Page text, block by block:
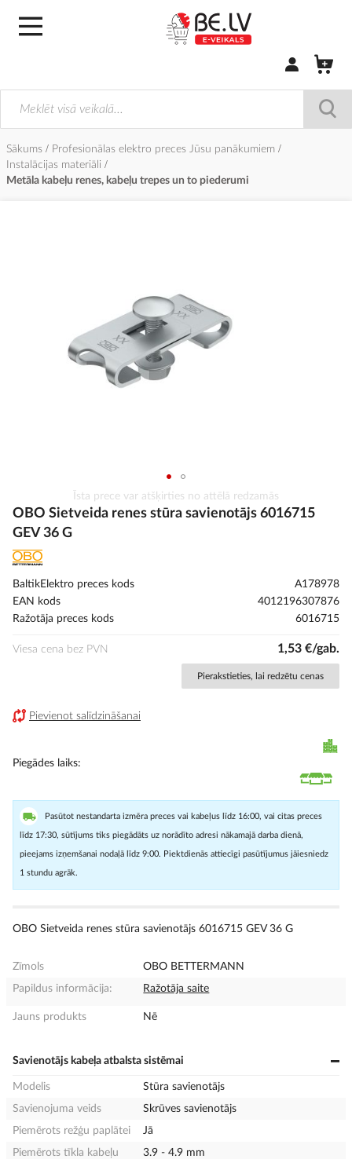
Pierakstīties/
Sākums
Profesionālas elektro preces Jūsu panākumiem
Instalācijas materiāli
Metāla kabeļu renes, kabeļu trepes un to piederumi
uz
galerijas
Īsta prece var atšķirties no attēlā redzamās
OBO Sietveida renes stūra savienotājs 6016715
GEV 36 G
BaltikElektro preces kods
A178978
EAN kods
4012196307876
Ražotāja preces kods
6016715
Viesa cena bez PVN 1,53 €/gab.
Pierakstieties, lai redzētu cenas
Pievienot salīdzināšanai
Piegādes laiks
Pasūtot nestandarta izmēra preces vai kabeļus līdz 16:00, vai citas preces
līdz 17:30, sūtījums tiks piegādāts uz norādīto adresi nākamajā darba dienā,
pieejams izņemšanai nodaļā līdz 9:00. Piektdienās attiecīgi pasūtījumus jāiesniedz
1 stundu agrāk.
OBO Sietveida renes stūra savienotājs 6016715 GEV 36 G
Zīmols
OBO BETTERMANN
Papildus informācija:
Ražotāja saite
Jauns produkts Nē
Savienotājs kabeļa atbalsta sistēmai
Modelis
Stūra savienotājs
Savienojuma veids
Skrūves savienotājs
Piemērots režģu paplātei
Jā
Piemērots tīkla kabeļu
3.9 - 4.9 mm